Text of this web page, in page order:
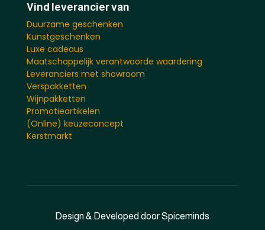
Vind leverancier van
Duurzame geschenken
Kunstgeschenken
Luxe cadeaus
Maatschappelijk verantwoorde waardering
Leveranciers met showroom
Verspakketten
Wijnpakketten
Promotieartikelen
(Online) keuzeconcept
Kerstmarkt
Design & Developed door Spiceminds